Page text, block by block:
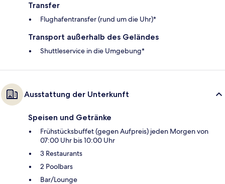
Transfer
Flughafentransfer (rund um die Uhr)*
Transport außerhalb des Geländes
Shuttleservice in die Umgebung*
Ausstattung der Unterkunft
Speisen und Getränke
Frühstücksbuffet (gegen Aufpreis) jeden Morgen von
07:00 Uhr bis 10:00 Uhr
3 Restaurants
2 Poolbars
Bar/Lounge